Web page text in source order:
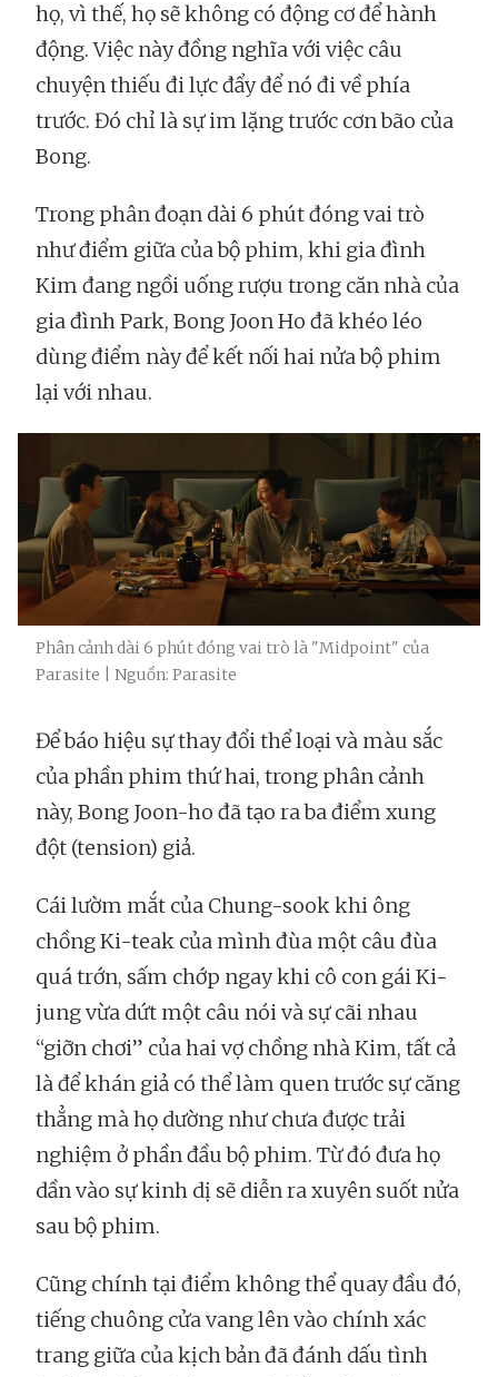
họ, vì thế, họ sẽ không có động cơ để hành
động. Việc này đồng nghĩa với việc câu
chuyện thiếu đi lực đẩy để nó đi về phía
trước. Đó chỉ là sự im lặng trước cơn bão của
Bong.
Trong phân đoạn dài 6 phút đóng vai trò
như điểm giữa của bộ phim, khi gia đình
Kim đang ngồi uống rượu trong căn nhà của
gia đình Park, Bong Joon Ho đã khéo léo
dùng điểm này để kết nối hai nửa bộ phim
lại với nhau.
Phân cảnh dài 6 phút đóng vai trò là "Midpoint" của
Parasite | Nguồn: Parasite
Để báo hiệu sự thay đổi thể loại và màu sắc
của phần phim thứ hai, trong phân cảnh
này, Bong Joon-ho đã tạo ra ba điểm xung
đột (tension) giả.
Cái lườm mắt của Chung-sook khi ông
chồng Ki-teak của mình đùa một câu đùa
quá trớn, sấm chớp ngay khi cô con gái Ki-
jung vừa dứt một câu nói và sự cãi nhau
“giỡn chơi” của hai vợ chồng nhà Kim, tất cả
là để khán giả có thể làm quen trước sự căng
thẳng mà họ dường như chưa được trải
nghiệm ở phần đầu bộ phim. Từ đó đưa họ
dần vào sự kinh dị sẽ diễn ra xuyên suốt nửa
sau bộ phim.
Cũng chính tại điểm không thể quay đầu đó,
tiếng chuông cửa vang lên vào chính xác
trang giữa của kịch bản đã đánh dấu tình